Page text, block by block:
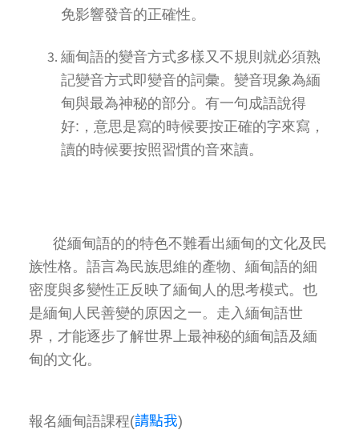
免影響發音的正確性。
緬甸語的變音方式多樣又不規則就必須熟
記變音方式即變音的詞彙。變音現象為緬
甸與最為神秘的部分。有一句成語說得
好:，意思是寫的時候要按正確的字來寫，
讀的時候要按照習慣的音來讀。
從緬甸語的的特色不難看出緬甸的文化及民
族性格。語言為民族思維的產物、緬甸語的細
密度與多變性正反映了緬甸人的思考模式。也
是緬甸人民善變的原因之一。走入緬甸語世
界，才能逐步了解世界上最神秘的緬甸語及緬
甸的文化。
報名緬甸語課程(請點我)